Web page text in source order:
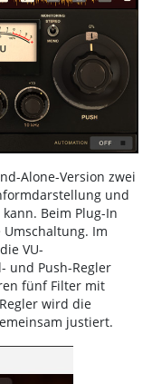
Alone-Version zwei
und
Beim Plug-In
Im
VU-
und Push-Regler
fünf Filter mit
wird die
justiert.